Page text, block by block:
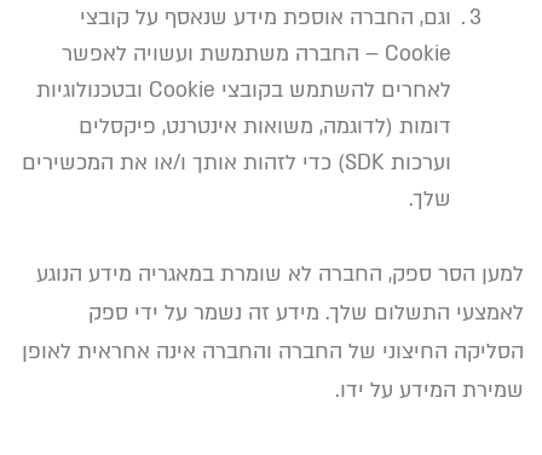
וגם, החברה אוספת מידע שנאסף על קובצי
Cookie – החברה משתמשת ועשויה לאפשר
לאחרים להשתמש בקובצי Cookie ובטכנולוגיות
דומות (לדוגמה, משואות אינטרנט, פיקסלים
וערכות SDK) כדי לזהות אותך ו/או את המכשירים
שלך.
למען הסר ספק, החברה לא שומרת במאגריה מידע הנוגע
לאמצעי התשלום שלך. מידע זה נשמר על ידי ספק
הסליקה החיצוני של החברה והחברה אינה אחראית לאופן
שמירת המידע על ידו.